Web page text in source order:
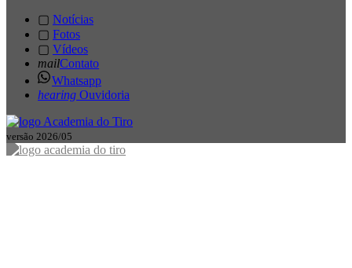
▢ Notícias
▢ Fotos
▢ Vídeos
mailContato
Whatsapp
hearing Ouvidoria
versão 2026/05